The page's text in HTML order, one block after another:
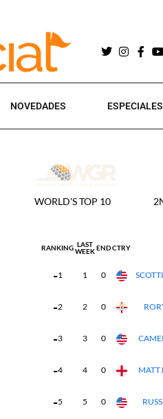
NOVEDADES ESPECIALES